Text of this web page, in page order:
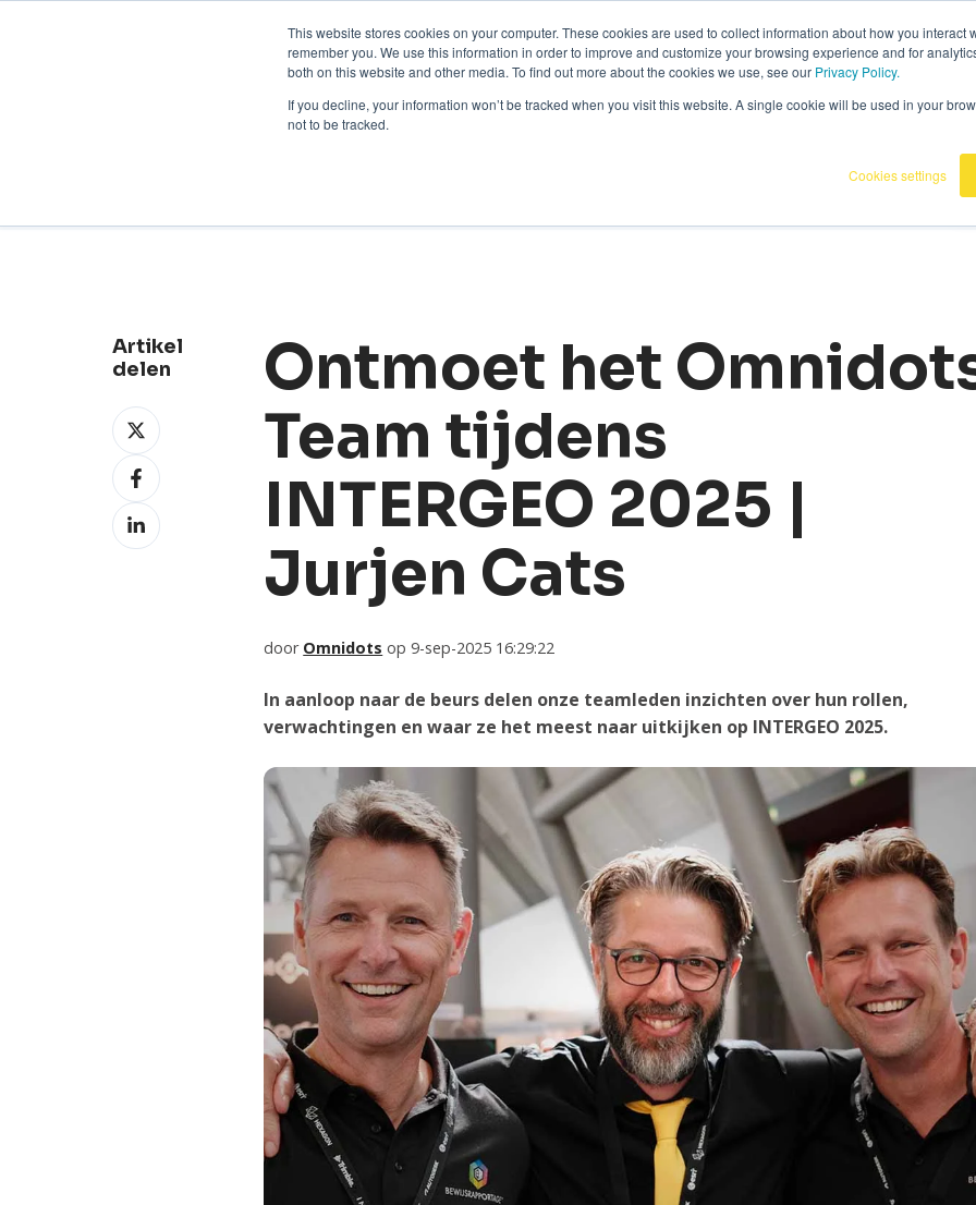
This website stores cookies on your computer. These cookies are used to collect information about how you interact
remember you. We use this information in order to improve and customize your browsing experience and for
both on this website and other media. To find out more about the cookies we use, see our Privacy Policy.
If you decline, your information won’t be tracked when you visit this website. A single cookie will be used in your
not to be tracked.
Cookies settings
Neem contact op:+31 85 0070336 | Omnidots in de media
Producten Onze klanten
Artikel
delen
Deel
op
XDeel
op
Facebook
Deel
op
Ontmoet het
Team tijdens
INTERGEO 2025 |
Jurjen Cats
door Omnidots op 9-sep-2025 16:29:22
In aanloop naar de beurs delen onze teamleden inzichten over hun rollen,
verwachtingen en waar ze het meest naar uitkijken op INTERGEO 2025.